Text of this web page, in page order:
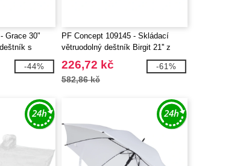
Grace 30"
s
-44%
PF Concept 109145 - Skládací
větruodolný deštník Birgit 21'' z
recyklovaného PET materiálu
226,72 kč
582,86 kč
-61%